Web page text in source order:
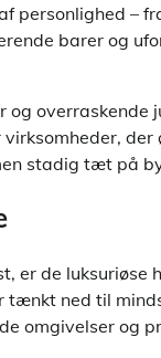
personlighed –
barer og
overraskende
der
stadig tæt på
er de luksuriøse
tænkt ned til
omgivelser og